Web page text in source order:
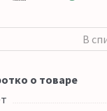
В
о товаре